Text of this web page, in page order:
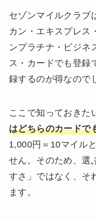
セゾンマイルクラブ
カン・エキスプレス
ンプラチナ・ビジネ
ス・カードでも登録
録するのが得なので
ここで知っておきた
はどちらのカードで
1,000円＝10マイル
せん。そのため、選
すさ」ではなく、そ
ます。